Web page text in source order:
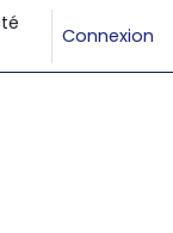
Connexion